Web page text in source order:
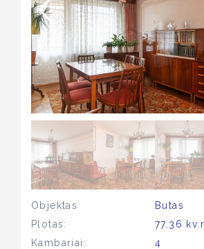
Objektas
Butas
Plotas:
77.36
Kambariai:
4